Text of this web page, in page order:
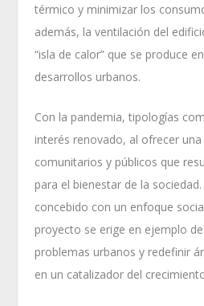
térmico y minimizar los
además, la ventilación del
“isla de calor” que se produce
desarrollos urbanos.
Con la pandemia, tipologías
interés renovado, al ofrecer
comunitarios y públicos que
para el bienestar de la
concebido con un enfoque
proyecto se erige en ejemplo
problemas urbanos y redefinir
en un catalizador del